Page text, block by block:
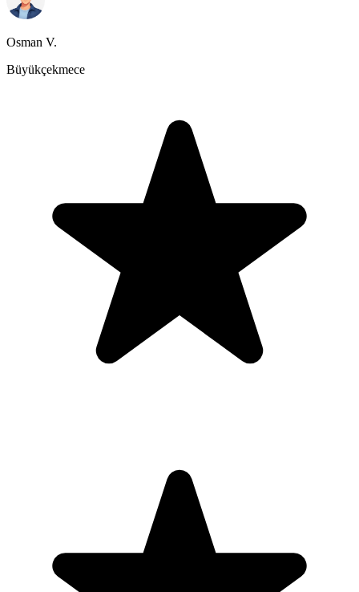
Osman V.
Büyükçekmece